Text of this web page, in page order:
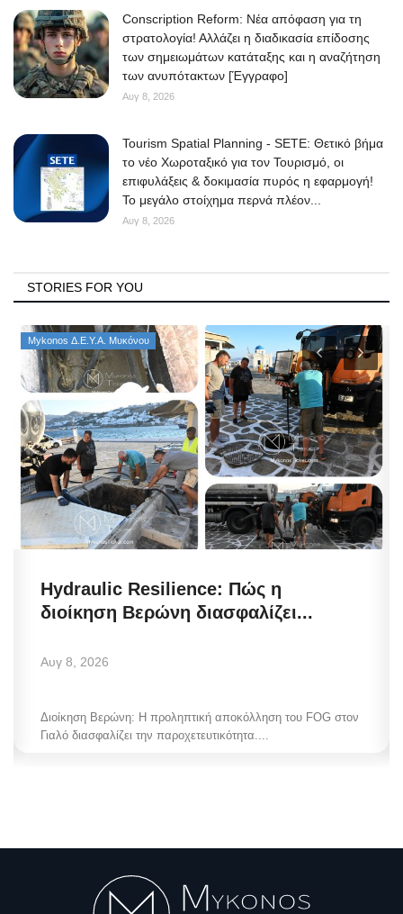
Conscription Reform: Νέα απόφαση για τη
στρατολογία! Αλλάζει η διαδικασία επίδοσης
των σημειωμάτων κατάταξης και η αναζήτηση
των ανυπότακτων [Έγγραφο]
Αυγ 8, 2026
Tourism Spatial Planning - SETE: Θετικό βήμα
το νέο Χωροταξικό για τον Τουρισμό, οι
επιφυλάξεις & δοκιμασία πυρός η εφαρμογή!
Το μεγάλο στοίχημα περνά πλέον...
Αυγ 8, 2026
STORIES FOR YOU
Mykonos Δ.Ε.Υ.Α. Μυκόνου
Hydraulic Resilience: Πώς η
διοίκηση Βερώνη διασφαλίζει...
Αυγ 8, 2026
Διοίκηση Βερώνη: Η προληπτική αποκόλληση του FOG στον
Γιαλό διασφαλίζει την παροχετευτικότητα....